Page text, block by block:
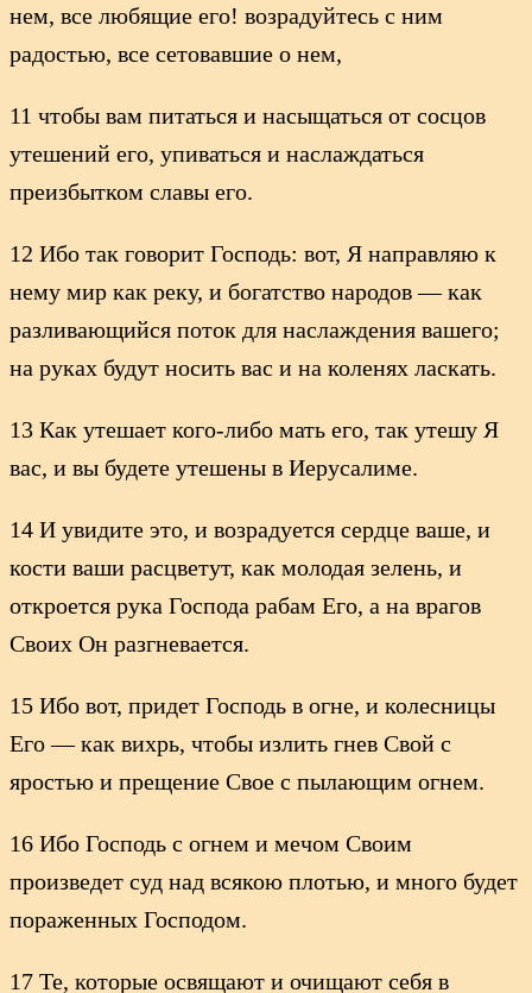
нем, все любящие его! возрадуйтесь с ним
радостью, все сетовавшие о нем,
11 чтобы вам питаться и насыщаться от сосцов
утешений его, упиваться и наслаждаться
преизбытком славы его.
12 Ибо так говорит Господь: вот, Я направляю к
нему мир как реку, и богатство народов — как
разливающийся поток для наслаждения вашего;
на руках будут носить вас и на коленях ласкать.
13 Как утешает кого-либо мать его, так утешу Я
вас, и вы будете утешены в Иерусалиме.
14 И увидите это, и возрадуется сердце ваше, и
кости ваши расцветут, как молодая зелень, и
откроется рука Господа рабам Его, а на врагов
Своих Он разгневается.
15 Ибо вот, придет Господь в огне, и колесницы
Его — как вихрь, чтобы излить гнев Свой с
яростью и прещение Свое с пылающим огнем.
16 Ибо Господь с огнем и мечом Своим
произведет суд над всякою плотью, и много будет
пораженных Господом.
17 Те, которые освящают и очищают себя в